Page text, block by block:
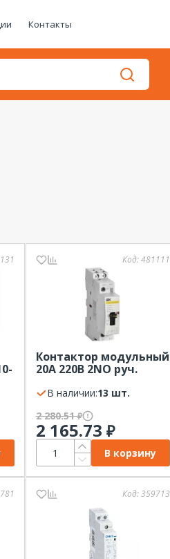
Контакты
Код:481111
Контактор модульный
20А 220В 2NО руч.
IEK KARAT
В наличии:
13 шт.
2 280.51₽
2 165.73 ₽
В корзину
Код:359713